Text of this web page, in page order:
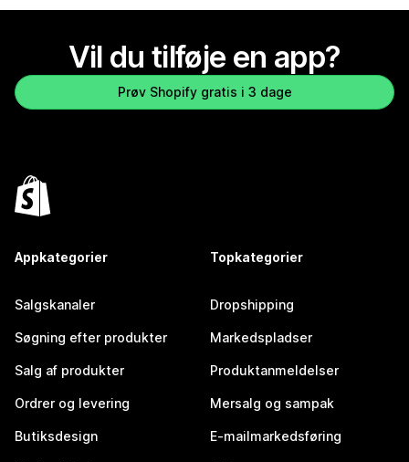
Vil du tilføje en app?
Prøv Shopify gratis i 3 dage
Appkategorier
Salgskanaler
Søgning efter produkter
Salg af produkter
Ordrer og levering
Butiksdesign
Topkategorier
Dropshipping
Markedspladser
Produktanmeldelser
Mersalg og sampak
E-mailmarkedsføring